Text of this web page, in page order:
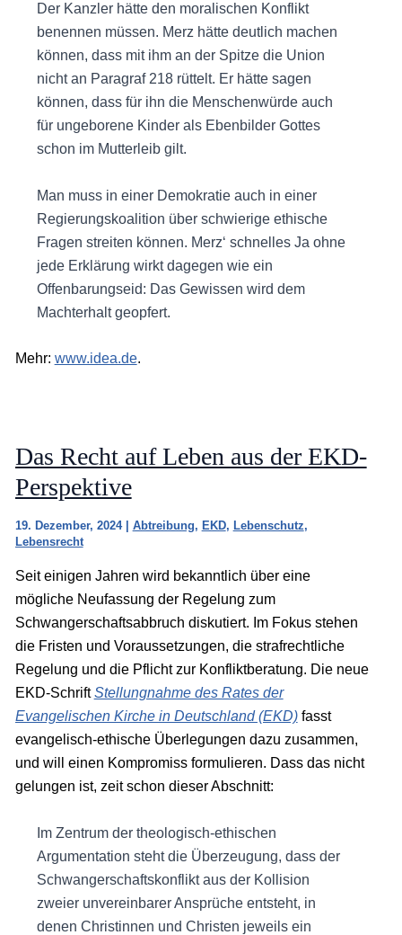
Der Kanzler hätte den moralischen Konflikt
benennen müssen. Merz hätte deutlich machen
können, dass mit ihm an der Spitze die Union
nicht an Paragraf 218 rüttelt. Er hätte sagen
können, dass für ihn die Menschenwürde auch
für ungeborene Kinder als Ebenbilder Gottes
schon im Mutterleib gilt.
Man muss in einer Demokratie auch in einer
Regierungskoalition über schwierige ethische
Fragen streiten können. Merz‘ schnelles Ja ohne
jede Erklärung wirkt dagegen wie ein
Offenbarungseid: Das Gewissen wird dem
Machterhalt geopfert.
Mehr: www.idea.de.
Das Recht auf Leben aus der EKD-
Perspektive
19. Dezember, 2024 Abtreibung, EKD, Lebenschutz,
Lebensrecht
Seit einigen Jahren wird bekanntlich über eine
mögliche Neufassung der Regelung zum
Schwangerschaftsabbruch diskutiert. Im Fokus stehen
die Fristen und Voraussetzungen, die strafrechtliche
Regelung und die Pflicht zur Konfliktberatung. Die neue
EKD-SchriftStellungnahme des Rates der
Evangelischen Kirche in Deutschland (EKD)fasst
evangelisch-ethische Überlegungen dazu zusammen,
und will einen Kompromiss formulieren. Dass das nicht
gelungen ist, zeit schon dieser Abschnitt:
Im Zentrum der theologisch-ethischen
Argumentation steht die Überzeugung, dass der
Schwangerschaftskonflikt aus der Kollision
zweier unvereinbarer Ansprüche entsteht, in
denen Christinnen und Christen jeweils ein